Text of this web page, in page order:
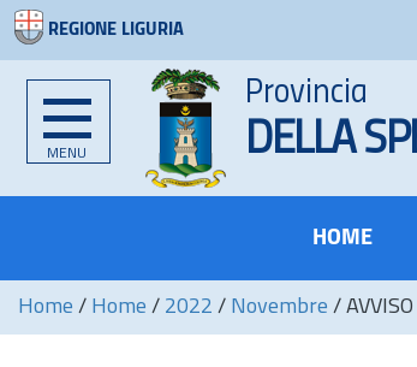
REGIONE LIGURIA
MENU
Provincia
DELLA
HOME
Home / Home / 2022 / Novembre /